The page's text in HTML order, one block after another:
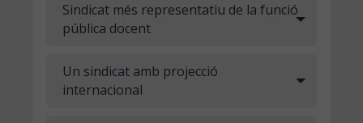
Sindicat més representatiu de la funció
pública docent
Un sindicat amb projecció
internacional